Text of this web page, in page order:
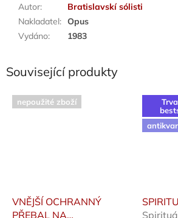
Autor:
Bratislavskí sólisti
Nakladatel: Opus
Vydáno: 1983
Související produkty
nepoužité zboží
VNĚJŠÍ OCHRANNÝ
PŘEBAL NA